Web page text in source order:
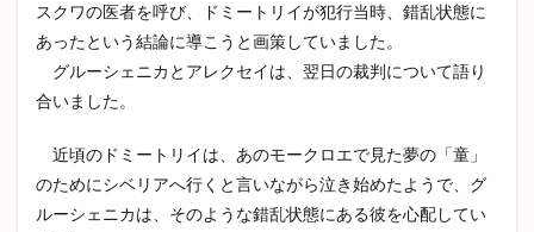
スクワの医者を呼び、ドミートリイが犯行当時、錯乱状態に
あったという結論に導こうと画策していました。
グルーシェニカとアレクセイは、翌日の裁判について語り
合いました。
近頃のドミートリイは、あのモークロエで見た夢の「童」
のためにシベリアへ行くと言いながら泣き始めたようで、グ
ルーシェニカは、そのような錯乱状態にある彼を心配してい